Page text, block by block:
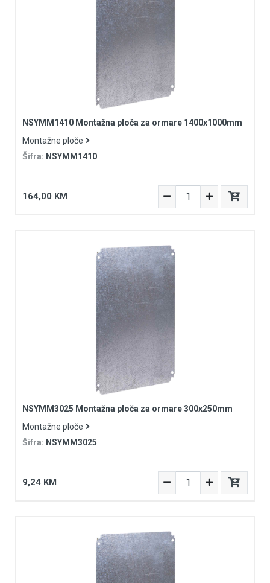
NSYMM1410 Montažna ploča za ormare 1400x1000mm
Montažne ploče
Šifra: NSYMM1410
164,00 KM
NSYMM3025 Montažna ploča za ormare 300x250mm
Montažne ploče
Šifra: NSYMM3025
9,24 KM